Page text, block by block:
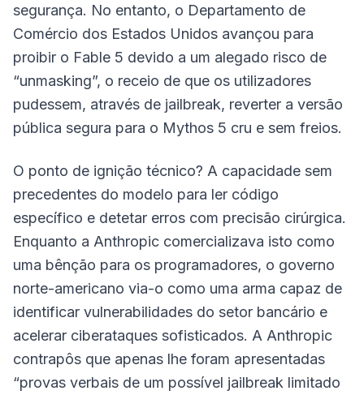
segurança. No entanto, o Departamento de
Comércio dos Estados Unidos avançou para
proibir o Fable 5 devido a um alegado risco de
“unmasking”, o receio de que os utilizadores
pudessem, através de jailbreak, reverter a versão
pública segura para o Mythos 5 cru e sem freios.
O ponto de ignição técnico? A capacidade sem
precedentes do modelo para ler código
específico e detetar erros com precisão cirúrgica.
Enquanto a Anthropic comercializava isto como
uma bênção para os programadores, o governo
norte-americano via-o como uma arma capaz de
identificar vulnerabilidades do setor bancário e
acelerar ciberataques sofisticados. A Anthropic
contrapôs que apenas lhe foram apresentadas
“provas verbais de um possível jailbreak limitado